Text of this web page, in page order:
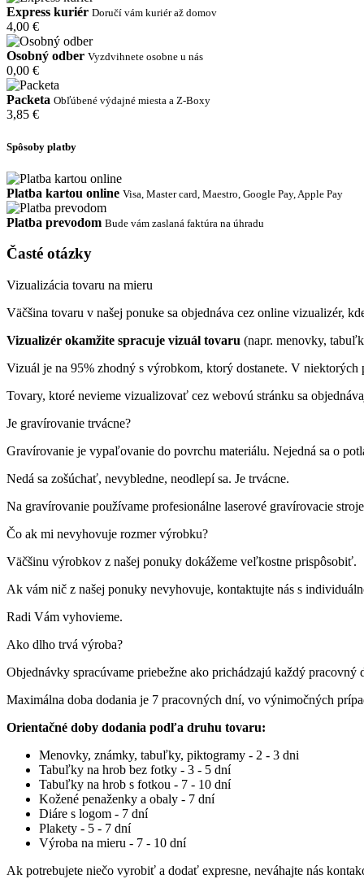
Express kuriér Doručí vám kuriér až domov
4,00 €
Osobný odber Vyzdvihnete osobne u nás
0,00 €
Packeta Obľúbené výdajné miesta a Z-Boxy
3,85 €
Spôsoby platby
Platba kartou online Visa, Master card, Maestro, Google Pay, Apple Pay
Platba prevodom Bude vám zaslaná faktúra na úhradu
Časté otázky
Vizualizácia tovaru na mieru
Väčšina tovaru v našej ponuke sa objednáva cez online vizualizér,
Vizualizér okamžite spracuje vizuál tovaru (napr. menovky,
Vizuál je na 95% zhodný s výrobkom, ktorý dostanete. V
Tovary, ktoré nevieme vizualizovať cez webovú stránku sa
Je gravírovanie trvácne?
Gravírovanie je vypaľovanie do povrchu materiálu. Nejedná sa o
Nedá sa zošúchať, nevybledne, neodlepí sa. Je trvácne.
Na gravírovanie používame profesionálne laserové gravírovacie
Čo ak mi nevyhovuje rozmer výrobku?
Väčšinu výrobkov z našej ponuky dokážeme veľkostne prispôsobiť.
Ak vám nič z našej ponuky nevyhovuje, kontaktujte nás s
Radi Vám vyhovieme.
Ako dlho trvá výroba?
Objednávky spracúvame priebežne ako prichádzajú každý pracovný
Maximálna doba dodania je 7 pracovných dní, vo výnimočných
Orientačné doby dodania podľa druhu tovaru:
Menovky, známky, tabuľky, piktogramy - 2 - 3 dni
Tabuľky na hrob bez fotky - 3 - 5 dní
Tabuľky na hrob s fotkou - 7 - 10 dní
Kožené penaženky a obaly - 7 dní
Diáre s logom - 7 dní
Plakety - 5 - 7 dní
Výroba na mieru - 7 - 10 dní
Ak potrebujete niečo vyrobiť a dodať expresne, neváhajte nás